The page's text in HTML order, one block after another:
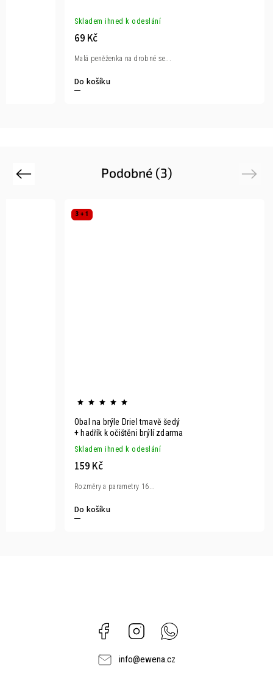
Skladem ihned k odeslání
69 Kč
Do košíku
Malá peněženka na drobné se...
Podobné (3)
Previous
3 + 1
Obal na brýle Driel tmavě šedý
+ hadřík k očištěni brýlí zdarma
Skladem ihned k odeslání
159 Kč
Do košíku
Rozměry a parametry 16...
Next
Facebook Instagram
info@ewena.cz